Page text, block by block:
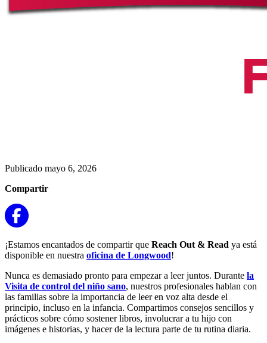
Publicado mayo 6, 2026
Compartir
¡Estamos encantados de compartir que Reach Out & Read ya está
disponible en nuestra oficina de Longwood!
Nunca es demasiado pronto para empezar a leer juntos. Durante la
Visita de control del niño sano, nuestros profesionales hablan con
las familias sobre la importancia de leer en voz alta desde el
principio, incluso en la infancia. Compartimos consejos sencillos y
prácticos sobre cómo sostener libros, involucrar a tu hijo con
imágenes e historias, y hacer de la lectura parte de tu rutina diaria.